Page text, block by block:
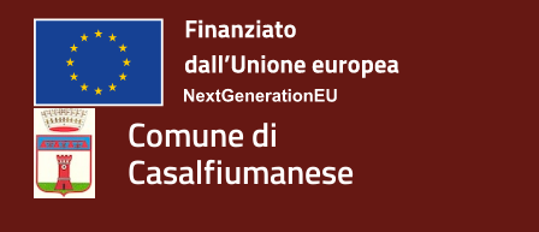
Comune di
Casalfiumanese